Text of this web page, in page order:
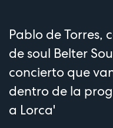
Pablo de Torres,
de soul Belter
concierto que
dentro de la
a Lorca'